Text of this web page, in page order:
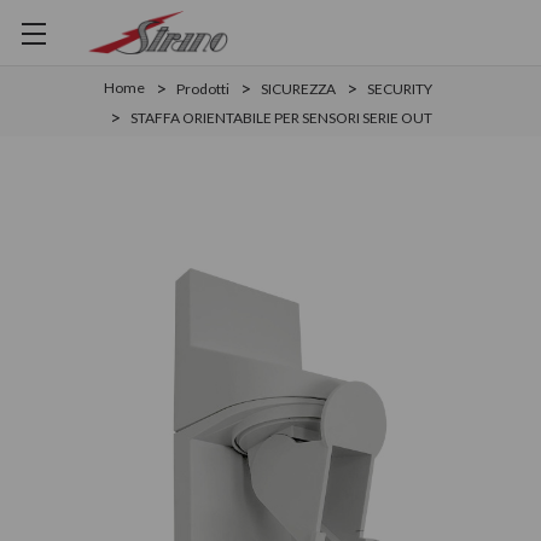
Home Prodotti SICUREZZA
SECURITY
STAFFA ORIENTABILE PER SENSORI SERIE OUT